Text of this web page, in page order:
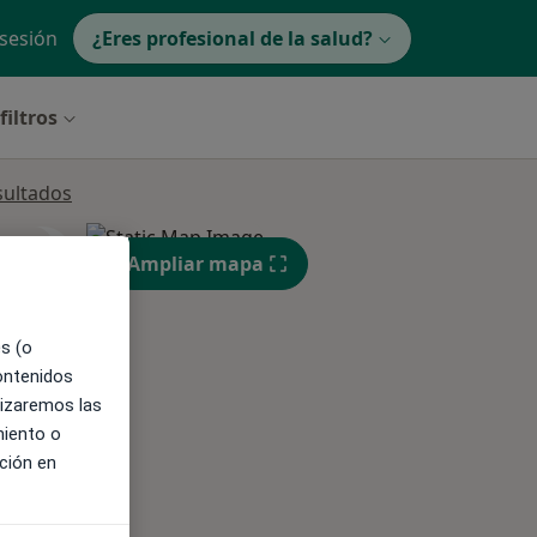
¿Eres profesional de la salud?
Ampliar mapa
(o
las
o
en